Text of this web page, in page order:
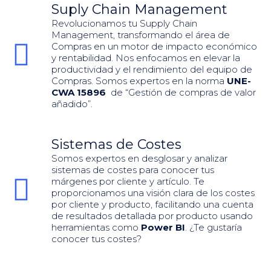
Suply Chain Management
Revolucionamos tu Supply Chain
Management, transformando el área de
Compras en un motor de impacto económico
y rentabilidad. Nos enfocamos en elevar la
productividad y el rendimiento del equipo de
Compras. Somos expertos en la norma UNE-
CWA 15896 de “Gestión de compras de valor
añadido”.
Sistemas de Costes
Somos expertos en desglosar y analizar
sistemas de costes para conocer tus
márgenes por cliente y artículo. Te
proporcionamos una visión clara de los costes
por cliente y producto, facilitando una cuenta
de resultados detallada por producto usando
herramientas como Power BI. ¿Te gustaría
conocer tus costes?